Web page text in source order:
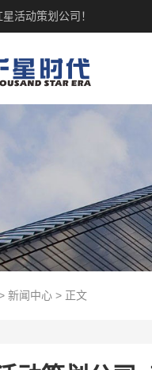
活动策划公司！
新闻中心> 正文